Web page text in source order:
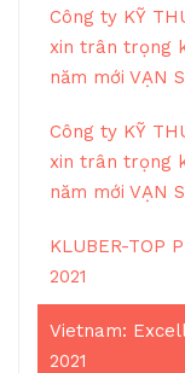
Công ty KỸ
xin trân trọng
năm mới VẠN
Công ty KỸ
xin trân trọng
năm mới VẠN
KLUBER-TOP
2021
Vietnam:
2021